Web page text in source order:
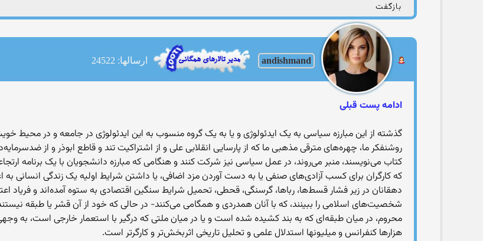
بازگفت
andishmand ارسالها: 24522
ادامه پست قبلی
گذشته از این مبارزه سیاسی به یک ایدئولوژی و یا به یک گروه منسوب به این ایدئولوژی در جامعه و در
روشنفکر ما، چهره‌های مترقی مذهبی ما که از پارسایی انقلابی علی و از اشتراکیت تند و قاطع ابوذر و از
کتاب می‌نویسند، منبر می‌روند، در عمل سیاسی نیز شرکت کنند و هنگامی که مبارزه دانشجویان با یک برنامه
که کارگران برای کسب آزادی‌های صنفی یا به دست آوردن مزد اضافی، یا داشتن شرایط اولیه یک زندگی انسانی به
دهقانان در زیر فشار قسط‌ها، رباها، گرسنگی، قحطی، تحمیل شرایط سنگین اقتصادی به ستوه آمده‌اند و فریاد
شخصیت‌های اسلامی را ببینند، که با آنان همدردی و همگامی می‌کنند- در حالی که خود از آن قشر یا طبقه
محروم، در میان طبقه‌ای که به بند کشیده شده است و یا در میان ملتی که درگیر با استعمار خارجی است، به
هزارها کنفرانس و میلیونها استدلال علمی و تحلیل تاریخی اثربخش‌تر و کارگرتر است.